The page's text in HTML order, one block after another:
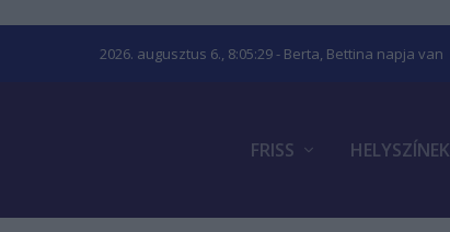
2026. augusztus 6., 8:05:30- Berta, Bettina napja van
FRISS HELYSZÍNEK